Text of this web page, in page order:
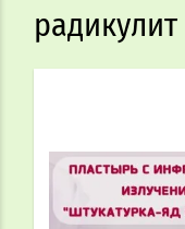
радикулит